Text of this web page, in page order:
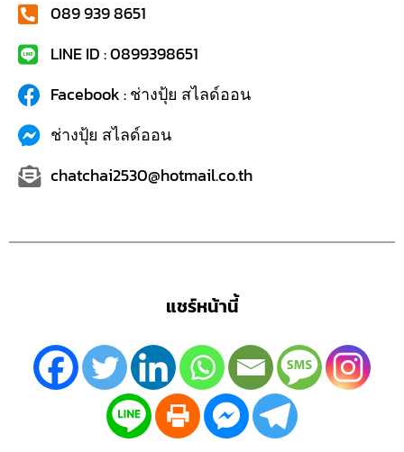
089 939 8651
LINE ID : 0899398651
Facebook : ช่างปุ้ย สไลด์ออน
ช่างปุ้ย สไลด์ออน
chatchai2530@hotmail.co.th
แชร์หน้านี้